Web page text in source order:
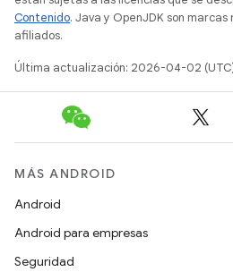
Contenido. Java y OpenJDK son
afiliados.
Última actualización: 2026-04-02
MÁS ANDROID
Android
Android para empresas
Seguridad